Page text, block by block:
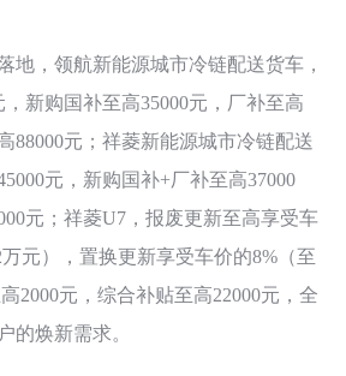
地，领航新能源城市冷链配送货车，
新购国补至高35000元，厂补至高
88000元；祥菱新能源城市冷链配送
元，新购国补+厂补至高37000
元；祥菱U7，报废更新至高享受车
元），置换更新享受车价的8%（至
2000元，综合补贴至高22000元，全
的焕新需求。